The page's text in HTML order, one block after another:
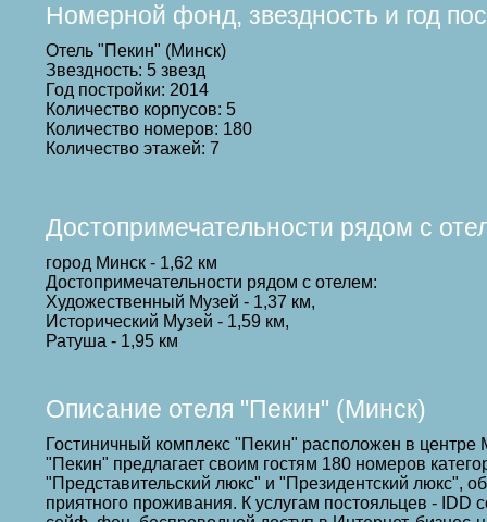
Номерной фонд, звездность и год
Отель "Пекин" (Минск)
Звездность: 5 звезд
Год постройки: 2014
Количество корпусов: 5
Количество номеров: 180
Количество этажей: 7
Достопримечательности рядом с
город Минск - 1,62 км
Достопримечательности рядом с отелем:
Художественный Музей - 1,37 км,
Исторический Музей - 1,59 км,
Ратуша - 1,95 км
Описание отеля "Пекин" (Минск)
Гостиничный комплекс "Пекин" расположен в
"Пекин" предлагает своим гостям 180 номеров
"Представительский люкс" и "Президентский люкс",
приятного проживания. К услугам постояльцев -